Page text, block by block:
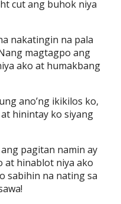
cut ang buhok niya
nakatingin na pala
magtagpo ang
ako at humakbang
ano’ng ikikilos ko,
hinintay ko siyang
pagitan namin ay
at hinablot niya ako
sabihin na nating sa